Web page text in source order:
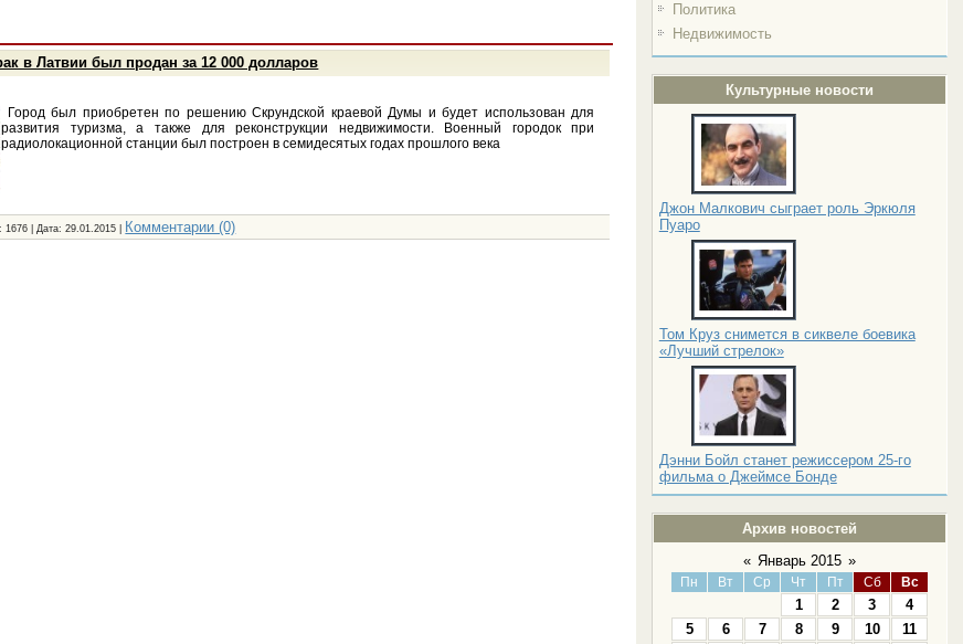
Политика
Недвижимость
Культурные новости
Джон Малкович сыграет роль Эркюля
Пуаро
Том Круз снимется в сиквеле боевика
«Лучший стрелок»
Дэнни Бойл станет режиссером 25-го
фильма о Джеймсе Бонде
Архив новостей
« Январь 2015 »
Пн Вт Ср Чт Пт Сб Вс
1 2 3
4
5
6 7 8 9 10
11
в Латвии был продан за 12 000 долларов
Город был приобретен по решению Скрундской краевой Думы и будет использован для
развития туризма, а также для реконструкции недвижимости. Военный городок при
радиолокационной станции был построен в семидесятых годах прошлого века
1676 | Дата:29.01.2015 Комментарии (0)